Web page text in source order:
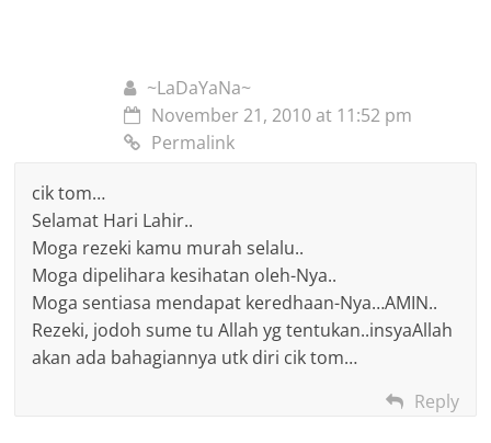
~LaDaYaNa~
November 21, 2010 at 11:52 pm
Permalink
cik tom…
Selamat Hari Lahir..
Moga rezeki kamu murah selalu..
Moga dipelihara kesihatan oleh-Nya..
Moga sentiasa mendapat keredhaan-Nya…AMIN..
Rezeki, jodoh sume tu Allah yg tentukan..insyaAllah
akan ada bahagiannya utk diri cik tom…
Reply